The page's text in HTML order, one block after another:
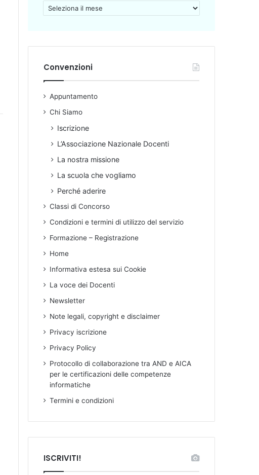
r
i
i
o
Convenzioni
Appuntamento
Chi Siamo
Iscrizione
L’Associazione Nazionale Docenti
La nostra missione
La scuola che vogliamo
Perché aderire
Classi di Concorso
Condizioni e termini di utilizzo del servizio
Formazione – Registrazione
Home
Informativa estesa sui Cookie
La voce dei Docenti
Newsletter
Note legali, copyright e disclaimer
Privacy iscrizione
Privacy Policy
Protocollo di collaborazione tra AND e AICA
per le certificazioni delle competenze
informatiche
Termini e condizioni
ISCRIVITI!